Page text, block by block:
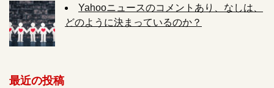
Yahooニュースのコメントあり、なしは、
どのように決まっているのか？
最近の投稿